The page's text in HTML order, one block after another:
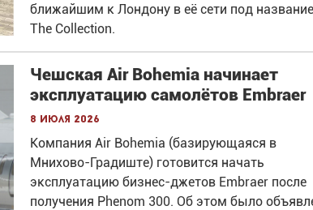
ближайшим к Лондону в её сети под
The Collection.
Чешская Air Bohemia начинает
эксплуатацию самолётов Embraer
8 июля 2026
Компания Air Bohemia (базирующаяся в
Мнихово-Градиште) готовится начать
эксплуатацию бизнес-джетов Embraer после
получения Phenom 300. Об этом было